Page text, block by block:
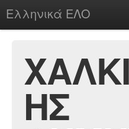
Ελληνικά ΕΛΟ
chesstu.be @ discord
LoginΗΣ